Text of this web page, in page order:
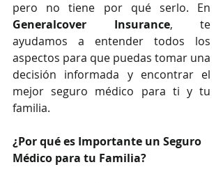
Generalcover Insurance, te
ayudamos a entender todos los
aspectos para que puedas tomar una
decisión informada y encontrar el
mejor seguro médico para ti y tu
familia.
¿Por qué es Importante un Seguro
Médico para tu Familia?